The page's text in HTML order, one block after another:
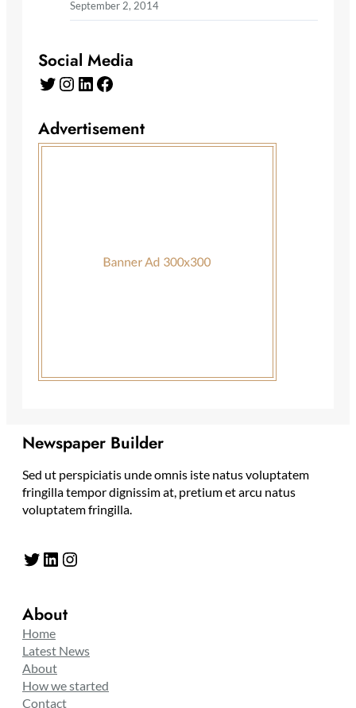
September 2, 2014
Social Media
Twitter Instagram LinkedIn Facebook
Advertisement
Newspaper Builder
Sed ut perspiciatis unde omnis iste natus voluptatem
fringilla tempor dignissim at, pretium et arcu natus
voluptatem fringilla.
Twitter LinkedIn Instagram
About
Home
Latest News
About
How we started
Contact